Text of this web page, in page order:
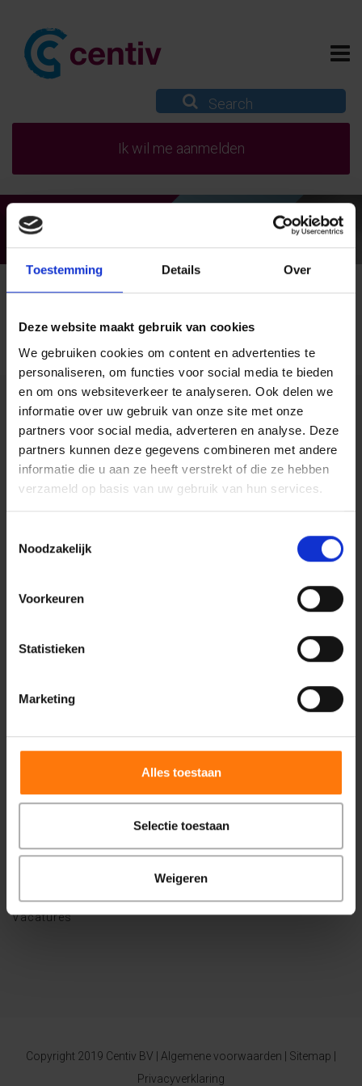
Toestemming Details Over
Deze website maakt gebruik van cookies
We gebruiken cookies om content en advertenties te
personaliseren, om functies voor social media te bieden
en om ons websiteverkeer te analyseren. Ook delen we
informatie over uw gebruik van onze site met onze
partners voor social media, adverteren en analyse. Deze
partners kunnen deze gegevens combineren met andere
informatie die u aan ze heeft verstrekt of die ze hebben
verzameld op basis van uw gebruik van hun services.
Noodzakelijk
Voorkeuren
Statistieken
Marketing
Alles toestaan
Selectie toestaan
Weigeren
Ik wil me aanmelden
De basis voor geestelijke gezondheid
ZorgkaartNederland.
plaats een
Psychische problemen
Vergoeding
Algemene informatie
Privacy en klachten
Algemene voorwaarden
Vacatures
Copyright 2019 Centiv BV | Algemene voorwaarden Sitemap
Privacyverklaring